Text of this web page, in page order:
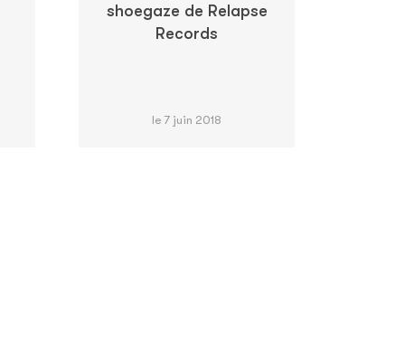
shoegaze de Relapse
Records
le 7 juin 2018